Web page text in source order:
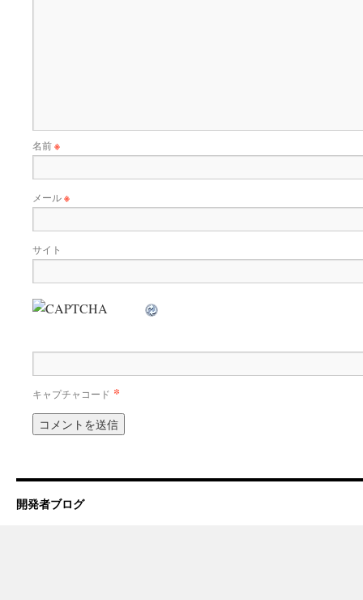
名前※
メール※
サイト
キャプチャコード *
開発者ブログ